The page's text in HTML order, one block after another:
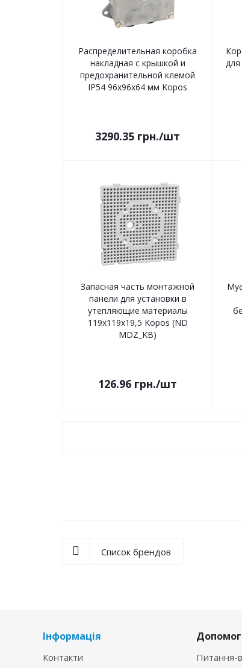
Распределительная коробка
накладная с крышкой и
предохранительной клемой
IP54 96х96х64 мм Kopos
3290.35 грн./шт
Запасная часть монтажной
панели для установки в
утепляющие материалы
119х119х19,5 Kopos (ND
MDZ_KB)
126.96 грн./шт
Список брендов
Інформація
Контакти Питання-